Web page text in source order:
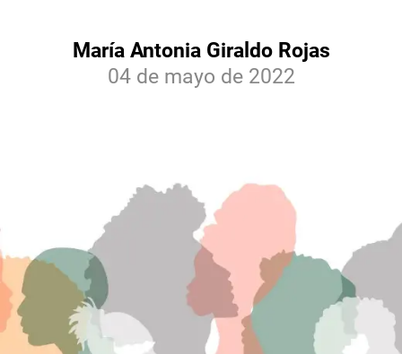
María Antonia Giraldo Rojas
04 de mayo de 2022